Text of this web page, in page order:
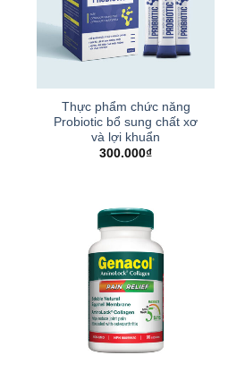
Thực phẩm chức năng
Probiotic bổ sung chất xơ
và lợi khuẩn
300.000₫